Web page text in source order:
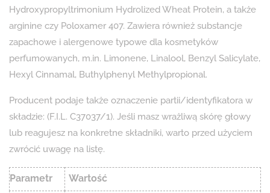
Hydroxypropyltrimonium Hydrolized Wheat Protein, a także
arginine czy Poloxamer 407. Zawiera również substancje
zapachowe i alergenowe typowe dla kosmetyków
perfumowanych, m.in. Limonene, Linalool, Benzyl Salicylate,
Hexyl Cinnamal, Buthylphenyl Methylpropional.
Producent podaje także oznaczenie partii/identyfikatora w
składzie: (F.I.L. C37037/1). Jeśli masz wrażliwą skórę głowy
lub reagujesz na konkretne składniki, warto przed użyciem
zwrócić uwagę na listę.
Parametr Wartość